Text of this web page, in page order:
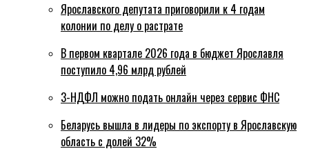
Ярославского депутата приговорили к 4 годам
колонии по делу о растрате
В первом квартале 2026 года в бюджет Ярославля
поступило 4,96 млрд рублей
3-НДФЛ можно подать онлайн через сервис ФНС
Беларусь вышла в лидеры по экспорту в Ярославскую
область с долей 32%